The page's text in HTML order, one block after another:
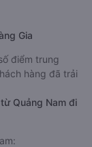
Gia
điểm trung
hàng đã trải
Quảng Nam đi